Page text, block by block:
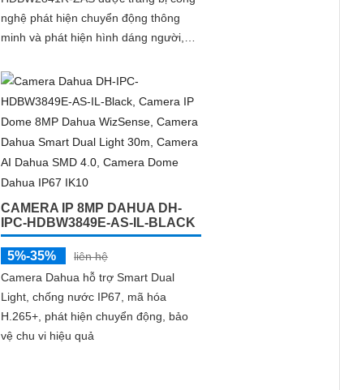
nghệ phát hiện chuyển động thông
minh và phát hiện hình dáng người,
giám sát. Sản phẩm này kết nối qua
dây mạng, có khả năng báo động khi
xâm nhập hàng rào ảo
CAMERA IP 8MP DAHUA DH-
IPC-HDBW3849E-AS-IL-BLACK
5%-35%
liên hệ
Camera Dahua hỗ trợ Smart Dual
Light, chống nước IP67, mã hóa
H.265+, phát hiện chuyển động, bảo
vệ chu vi hiệu quả